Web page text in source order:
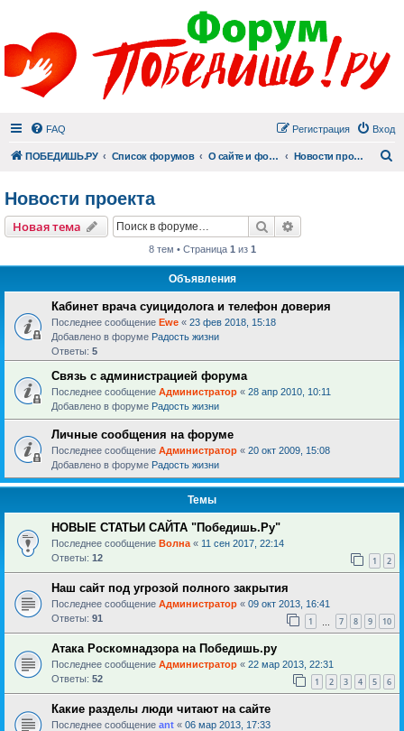
FAQ Вход
Регистрация
ПОБЕДИШЬ.РУ Список форумов О сайте и форуме Новости проекта
Новости проекта
Новая тема Поиск
8 тем • Страница 1 из 1
Объявления
Кабинет врача суицидолога и телефон доверия
Последнее сообщение Ewe « 23 фев 2018, 15:18
Добавлено в форуме Радость жизни
Ответы: 5
Связь с администрацией форума
Последнее сообщение Администратор « 28 апр 2010, 10:11
Добавлено в форуме Радость жизни
Личные сообщения на форуме
Последнее сообщение Администратор « 20 окт 2009, 15:08
Добавлено в форуме Радость жизни
Темы
НОВЫЕ СТАТЬИ САЙТА "Победишь.Ру"
Последнее сообщение Волна « 11 сен 2017, 22:14
Ответы: 12 1 2
Наш сайт под угрозой полного закрытия
Последнее сообщение Администратор « 09 окт 2013, 16:41
Ответы: 91 1 7 8 9 10
Атака Роскомнадзора на Победишь.ру
Последнее сообщение Администратор « 22 мар 2013, 22:31
Ответы: 52 1 2 3 4 5 6
Какие разделы люди читают на сайте
Последнее сообщение ant « 06 мар 2013, 17:33